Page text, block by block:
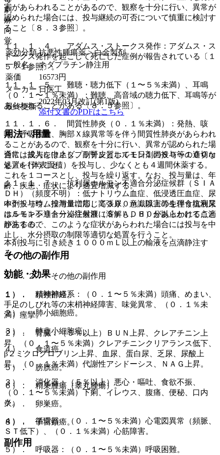
害があらわれることがあるので、観察を十分に行い、異常が
認められた場合には、投与継続の可否について慎重に検討す
ること〔８．３参照〕。
１１．１．４． アダムス・ストークス発作：アダムス・ス
トークス発作を起こして死亡した症例が報告されている〔１
５．１参照〕。
１１．１．５． 難聴・聴力低下（１〜５％未満）、耳鳴
（０．１〜１％未満）：難聴、高音域の聴力低下、耳鳴等が
あらわれることがある〔８．５参照〕。
１１．１．６． 間質性肺炎（０．１％未満）：発熱、咳
嗽、呼吸困難、胸部Ｘ線異常等を伴う間質性肺炎があらわれ
ることがあるので、観察を十分に行い、異常が認められた場
合には投与を中止し、副腎皮質ホルモン剤の投与等の適切な
処置を行うこと。
１１．１．７． 抗利尿ホルモン不適合分泌症候群（ＳＩＡ
ＤＨ）（頻度不明）：低ナトリウム血症、低浸透圧血症、尿
中ナトリウム排泄量増加、高張尿、意識障害等を伴う抗利尿
ホルモン不適合分泌症候群（ＳＩＡＤＨ）があらわれること
があるので、このような症状があらわれた場合には投与を中
止し、水分摂取の制限等適切な処置を行うこと。
その他の副作用
１１．２． その他の副作用
１）． 精神神経系：（０．１〜５％未満）頭痛、めまい、
手足のしびれ等の末梢神経障害、味覚異常、（０．１％未
満）痙攣。
２）． 腎臓：（５％以上）ＢＵＮ上昇、クレアチニン上
昇、（０．１〜５％未満）クレアチニンクリアランス低下、
β２ミクログロブリン上昇、血尿、蛋白尿、乏尿、尿酸上
昇、（０．１％未満）代謝性アシドーシス、ＮＡＧ上昇。
３）． 消化器：（５％以上）悪心・嘔吐、食欲不振、
（０．１〜５％未満）下痢、イレウス、腹痛、便秘、口内
炎。
４）． 循環器：（０．１〜５％未満）心電図異常（頻脈、
ＳＴ低下）、（０．１％未満）心筋障害。
５）． 呼吸器：（０．１〜５％未満）呼吸困難。
劇
麻
向
覚
薬効分類 抗悪性腫瘍薬 > 白金製剤
一般名
ネダプラチン静注用
薬価
16573円
メーカー 日医工
最終更新
2022年03月改訂(第1版)
添付文書のPDFはこちら
用法・用量
通常、成人にはネダプラチンとして１日１回８０〜１００ｍ
ｇ／u（体表面積）を投与し、少なくとも４週間休薬する。
これを１コースとし、投与を繰り返す。なお、投与量は、年
齢、疾患、症状により適宜増減する。
本剤投与時、投与量に応じて３００ｍＬ以上の生理食塩液又
は５％キシリトール注射液に溶解し、６０分以上かけて点滴
静注する。
本剤投与に引き続き１０００ｍＬ以上の輸液を点滴静注す
る。
効能・効果
１）． 頭頸部癌。
２）． 肺小細胞癌。
３）． 肺非小細胞癌。
４）． 食道癌。
５）． 膀胱癌。
６）． 精巣腫瘍（睾丸腫瘍）。
７）． 卵巣癌。
８）． 子宮頸癌。
副作用